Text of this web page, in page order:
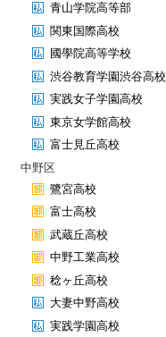
青山学院高等部
関東国際高校
國學院高等学校
渋谷教育学園渋谷高校
実践女子学園高校
東京女学館高校
富士見丘高校
中野区
鷺宮高校
富士高校
武蔵丘高校
中野工業高校
稔ヶ丘高校
大妻中野高校
実践学園高校